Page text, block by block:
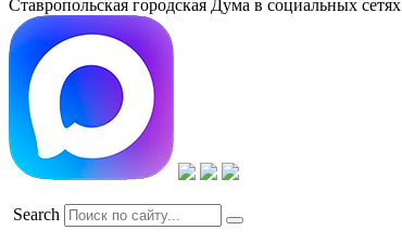
Ставропольская городская Дума в социальных сетях
Search